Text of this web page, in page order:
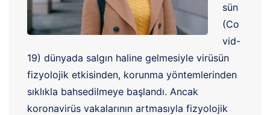
sün
(Co
vid-
19) dünyada salgın haline gelmesiyle virüsün
fizyolojik etkisinden, korunma yöntemlerinden
sıklıkla bahsedilmeye başlandı. Ancak
koronavirüs vakalarının artmasıyla fizyolojik